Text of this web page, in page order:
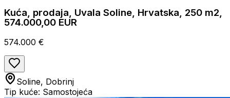
Kuća, prodaja, Uvala Soline, Hrvatska, 250 m2,
574.000,00 EUR
574.000 €
Soline, Dobrinj
Tip kuće: Samostojeća